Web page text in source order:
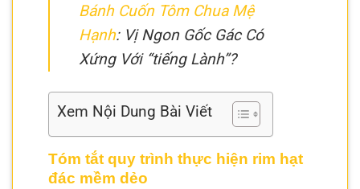
Bánh Cuốn Tôm Chua Mệ
Hạnh: Vị Ngon Gốc Gác Có
Xứng Với “tiếng Lành”?
Xem Nội Dung Bài Viết
Tóm tắt quy trình thực hiện rim hạt
đác mềm dẻo